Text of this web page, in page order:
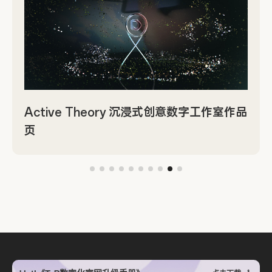
数字工作室作品 21TSI 先锋体育产业科技